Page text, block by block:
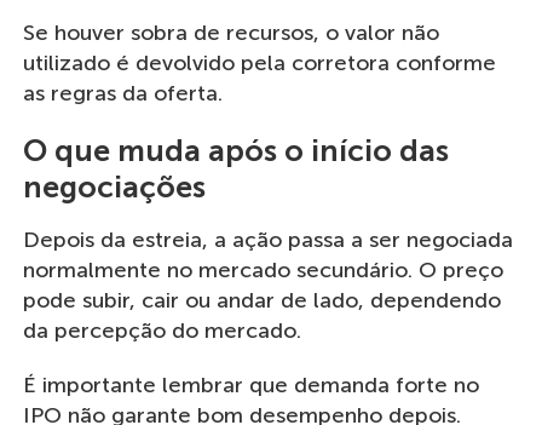
Se houver sobra de recursos, o valor não
utilizado é devolvido pela corretora conforme
as regras da oferta.
O que muda após o início das
negociações
Depois da estreia, a ação passa a ser negociada
normalmente no mercado secundário. O preço
pode subir, cair ou andar de lado, dependendo
da percepção do mercado.
É importante lembrar que demanda forte no
IPO não garante bom desempenho depois.